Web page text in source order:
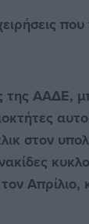
ΑΑΔΕ,
στον